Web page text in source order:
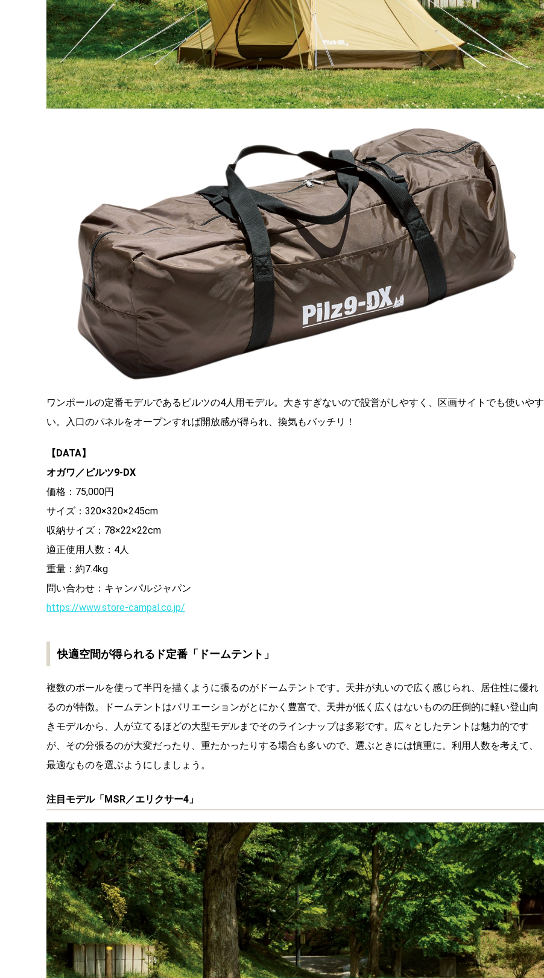
ワンポールの定番モデルであるピルツの4人用モデル。大きすぎないので設営がしやすく、区画サイトでも使いやす
い。入口のパネルをオープンすれば開放感が得られ、換気もバッチリ！
【DATA】
オガワ／ピルツ9-DX
価格：75,000円
サイズ：320×320×245cm
収納サイズ：78×22×22cm
適正使用人数：4人
重量：約7.4kg
問い合わせ：キャンパルジャパン
https://www.store-campal.co.jp/
快適空間が得られるド定番「ドームテント」
複数のポールを使って半円を描くように張るのがドームテントです。天井が丸いので広く感じられ、居住性に優れ
るのが特徴。ドームテントはバリエーションがとにかく豊富で、天井が低く広くはないものの圧倒的に軽い登山向
きモデルから、人が立てるほどの大型モデルまでそのラインナップは多彩です。広々としたテントは魅力的です
が、その分張るのが大変だったり、重たかったりする場合も多いので、選ぶときには慎重に。利用人数を考えて、
最適なものを選ぶようにしましょう。
注目モデル「MSR／エリクサー4」